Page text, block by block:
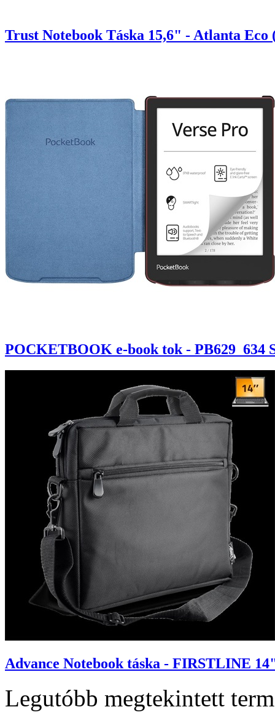
Trust Notebook Táska 15,6" - Atlanta
POCKETBOOK e-book tok - PB629_634
Advance Notebook táska - FIRSTLINE
Legutóbb megtekintett